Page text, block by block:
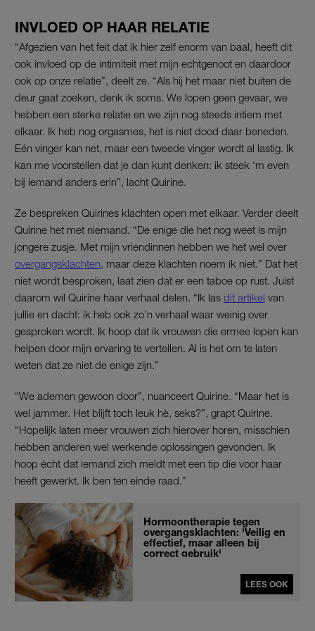
INVLOED OP HAAR RELATIE
“Afgezien van het feit dat ik hier zelf enorm van baal, heeft dit
ook invloed op de intimiteit met mijn echtgenoot en daardoor
ook op onze relatie”, deelt ze. “Als hij het maar niet buiten de
deur gaat zoeken, denk ik soms. We lopen geen gevaar, we
hebben een sterke relatie en we zijn nog steeds intiem met
elkaar. Ik heb nog orgasmes, het is niet dood daar beneden.
Eén vinger kan net, maar een tweede vinger wordt al lastig. Ik
kan me voorstellen dat je dan kunt denken: ik steek ‘m even
bij iemand anders erin”, lacht Quirine.
Ze bespreken Quirines klachten open met elkaar. Verder deelt
Quirine het met niemand. “De enige die het nog weet is mijn
jongere zusje. Met mijn vriendinnen hebben we het wel over
overgangsklachten , maar deze klachten noem ik niet.” Dat het
niet wordt besproken, laat zien dat er een taboe op rust. Juist
daarom wil Quirine haar verhaal delen. “Ik las dit artikel van
jullie en dacht: ik heb ook zo’n verhaal waar weinig over
gesproken wordt. Ik hoop dat ik vrouwen die ermee lopen kan
helpen door mijn ervaring te vertellen. Al is het om te laten
weten dat ze niet de enige zijn.”
“We ademen gewoon door”, nuanceert Quirine. “Maar het is
wel jammer. Het blijft toch leuk hè, seks?”, grapt Quirine.
“Hopelijk laten meer vrouwen zich hierover horen, misschien
hebben anderen wel werkende oplossingen gevonden. Ik
hoop écht dat iemand zich meldt met een tip die voor haar
heeft gewerkt. Ik ben ten einde raad.”
Hormoontherapie tegen
overgangsklachten: 'Veilig en
effectief, maar alleen bij
correct gebruik'
LEES OOK